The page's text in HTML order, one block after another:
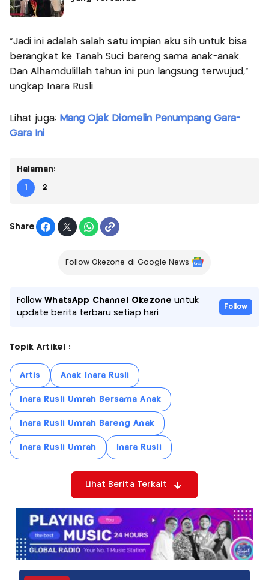
"Jadi ini adalah salah satu impian aku sih untuk bisa
berangkat ke Tanah Suci bareng sama anak-anak.
Dan Alhamdulillah tahun ini pun langsung terwujud,"
ungkap Inara Rusli.
Lihat juga: Mang Ojak Diomelin Penumpang Gara-
Gara Ini
Halaman:
1 2
Share
Follow Okezone di Google News
FollowWhatsApp Channel Okezone untuk
update berita terbaru setiap hari
Follow
Topik Artikel :
Artis Anak Inara Rusli
Inara Rusli Umrah Bersama Anak
Inara Rusli Umrah Bareng Anak
Inara Rusli Umrah Inara Rusli
Lihat Berita Terkait